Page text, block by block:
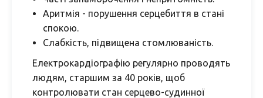
Аритмія - порушення серцебиття в стані
спокою.
Слабкість, підвищена стомлюваність.
Електрокардіографію регулярно проводять
людям, старшим за 40 років, щоб
контролювати стан серцево-судинної